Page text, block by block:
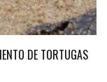
DE TORTUGAS